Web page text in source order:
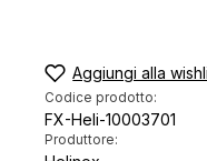
Aggiungi alla
Codice prodotto:
FX-Heli-10003701
Produttore: